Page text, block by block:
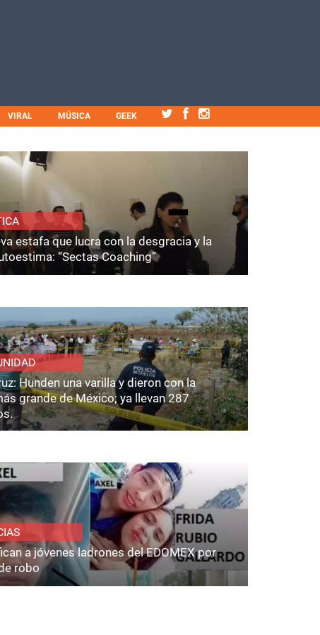
VIRAL MÚSICA GEEK
estafa que lucra con la desgracia y la
“Sectas Coaching”
Hunden una varilla y dieron con la
grande de México; ya llevan 287
a jóvenes ladrones del EDOMEX por
robo